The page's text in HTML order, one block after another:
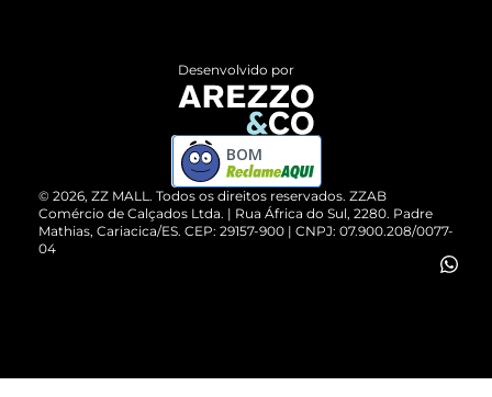
ZZ MALL é confiável
Cartão Presente
Vendas Corporativas
Devolução do Produto
Compre pelo WhatsApp
© 2026, ZZ MALL. Todos os direitos reservados. ZZAB
Comércio de Calçados Ltda. | Rua África do Sul, 2280. Padre
Mathias, Cariacica/ES. CEP: 29157-900 | CNPJ: 07.900.208/0077-
04
Desenvolvido por
BOM